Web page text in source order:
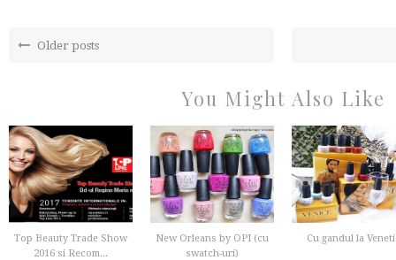
Older posts
You Might Also Like
Top Beauty Trade Show
2016 si Recom...
New Orleans by OPI (cu
swatch-uri)
Cu gandul la